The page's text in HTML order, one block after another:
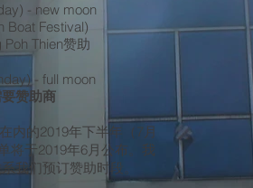
- new moon
Boat Festival)
Poh Thien赞助
- full moon
赞助商
内的2019年下半年（7月
将于2019年6月公布。我
我们预订赞助时段。